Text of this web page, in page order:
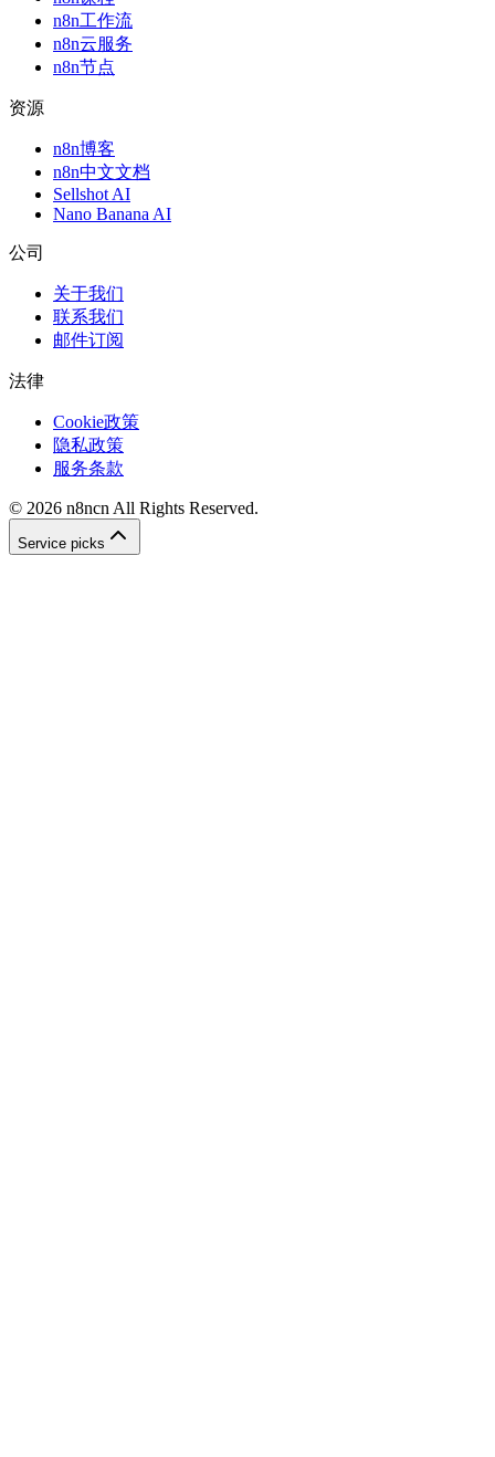
n8n工作流
n8n云服务
n8n节点
资源
n8n博客
n8n中文文档
Sellshot AI
Nano Banana AI
公司
关于我们
联系我们
邮件订阅
法律
Cookie政策
隐私政策
服务条款
© 2026 n8ncn All Rights Reserved.
Service picks